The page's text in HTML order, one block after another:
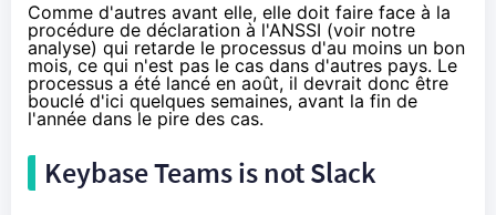
Comme d'autres avant elle, elle doit faire face à la
procédure de déclaration à l'ANSSI (voir notre
analyse) qui retarde le processus d'au moins un bon
mois, ce qui n'est pas le cas dans d'autres pays. Le
processus a été lancé en août, il devrait donc être
bouclé d'ici quelques semaines, avant la fin de
l'année dans le pire des cas.
Keybase Teams is not Slack